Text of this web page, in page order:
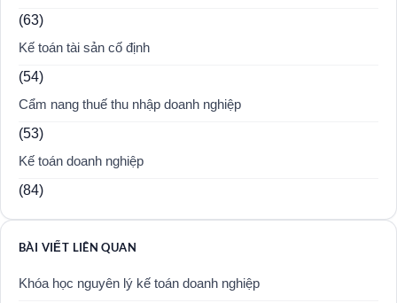
(63)
Kế toán tài sản cố định
(54)
Cẩm nang thuế thu nhập doanh nghiệp
(53)
Kế toán doanh nghiệp
(84)
BÀI VIẾT LIÊN QUAN
Khóa học nguyên lý kế toán doanh nghiệp